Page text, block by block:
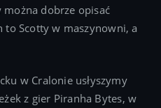
można dobrze opisać
to Scotty w maszynowni, a
w Cralonie usłyszymy
z gier Piranha Bytes, w